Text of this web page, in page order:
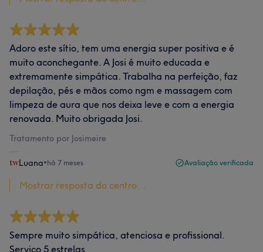
Adoro este sítio, tem uma energia super positiva e é
muito aconchegante. A Josi é muito educada e
extremamente simpática. Trabalha na perfeição, faz
depilação, pés e mãos como ngm e massagem com
limpeza de aura que nos deixa leve e com a energia
renovada. Muito obrigada Josi.
Tratamento por Josimeire
Luana•há 7 meses Avaliação verificada
Mostrar resposta do centro...
Sempre muito simpática, atenciosa e profissional.
Serviço 5 estrelas